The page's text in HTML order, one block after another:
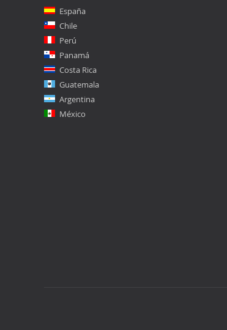
España
Chile
Perú
Panamá
Costa Rica
Guatemala
Argentina
México